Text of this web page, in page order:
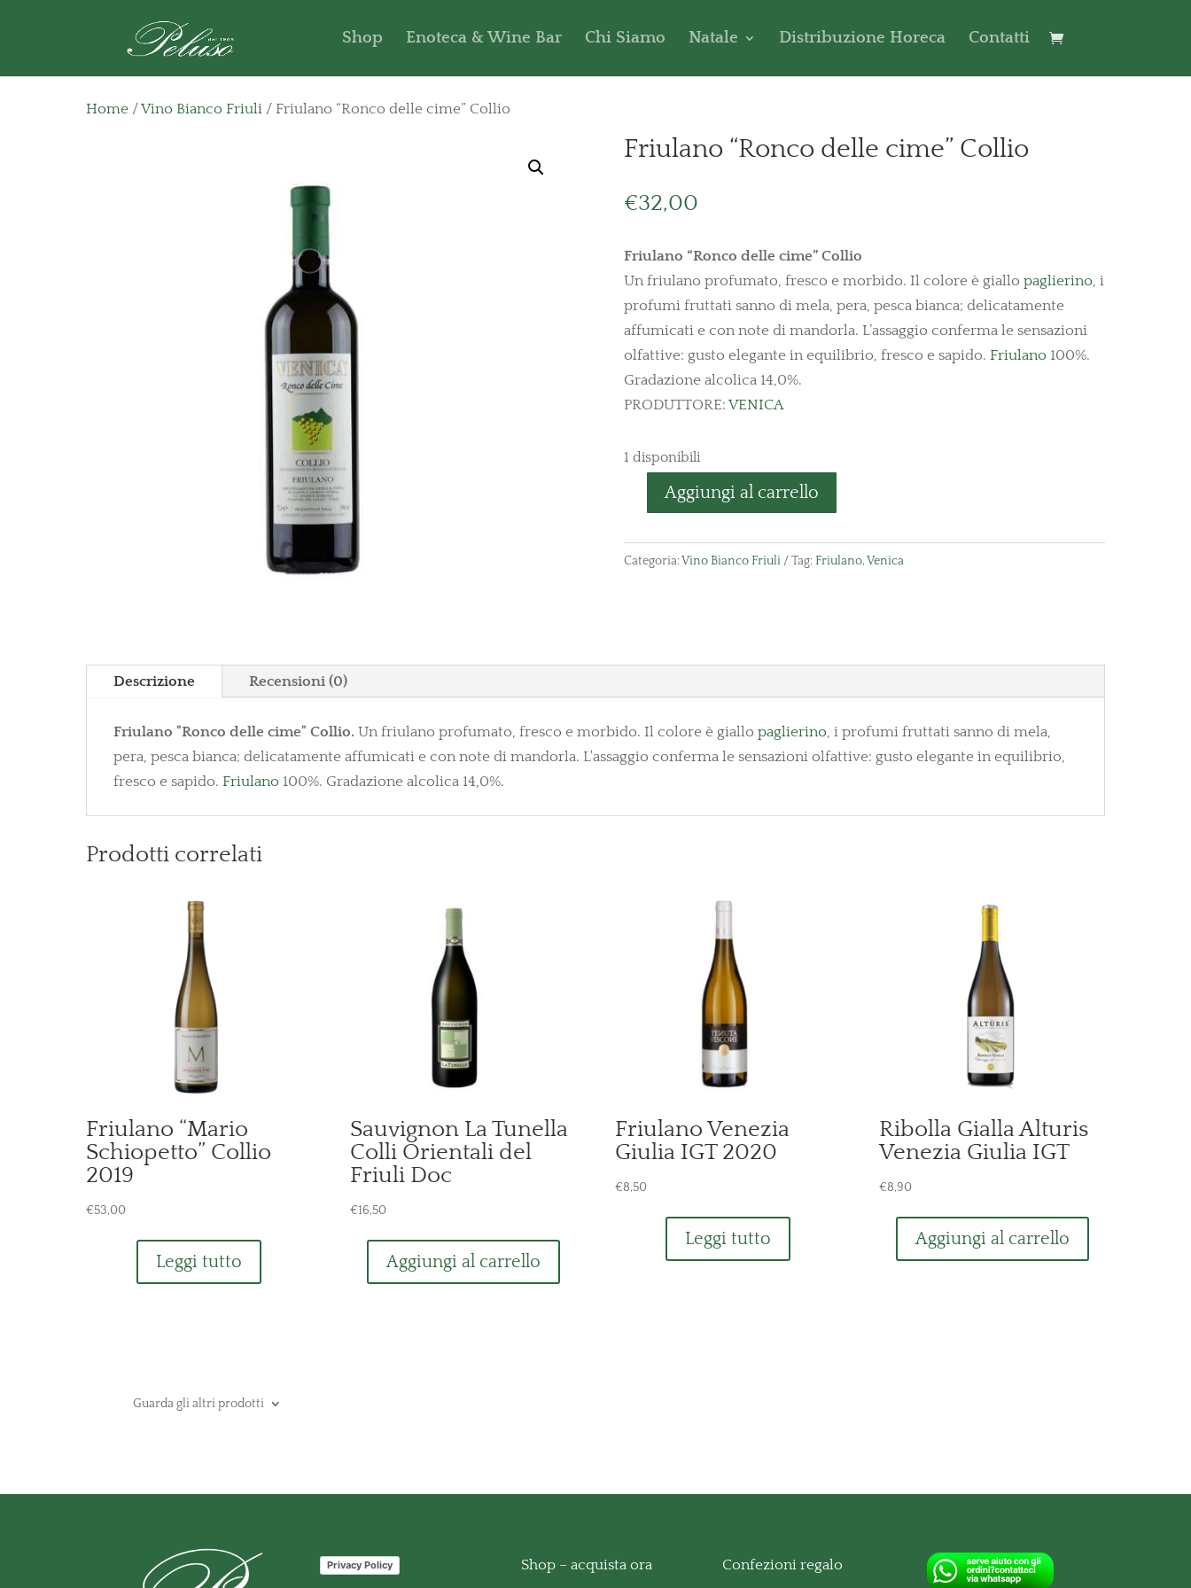
Shop Enoteca & Wine Bar Chi Siamo Natale Distribuzione Horeca Contatti
Home /Vino Bianco Friuli / Friulano “Ronco delle cime” Collio
Friulano “Ronco delle cime” Collio
€32,00
Friulano “Ronco delle cime” Collio
Un friulano profumato, fresco e morbido. Il colore è giallo paglierino, i
profumi fruttati sanno di mela, pera, pesca bianca; delicatamente
affumicati e con note di mandorla. L’assaggio conferma le sensazioni
olfattive: gusto elegante in equilibrio, fresco e sapido. Friulano 100%.
Gradazione alcolica 14,0%.
PRODUTTORE:VENICA
1 disponibili
Friulano
delle
Aggiungi al carrello
Categoria:Vino Bianco Friuli Tag: Friulano,Venica
Descrizione Recensioni (0)
Friulano "Ronco delle cime" Collio. Un friulano profumato, fresco e morbido. Il colore è giallo paglierino , i profumi fruttati sanno di mela,
pera, pesca bianca; delicatamente affumicati e con note di mandorla. L'assaggio conferma le sensazioni olfattive: gusto elegante in equilibrio,
fresco e sapido. Friulano 100%. Gradazione alcolica 14,0%.
Prodotti correlati
Friulano “Mario
Schiopetto” Collio
2019
€53,00
Leggi tutto
Sauvignon La Tunella
Colli Orientali del
Friuli Doc
€16,50
Aggiungi al carrello
Friulano Venezia
Giulia IGT 2020
€8,50
Leggi tutto
Ribolla Gialla Alturis
Venezia Giulia IGT
€8,90
Aggiungi al carrello
Guarda gli altri prodotti
Privacy Policy Shop – acquista ora Confezioni regalo